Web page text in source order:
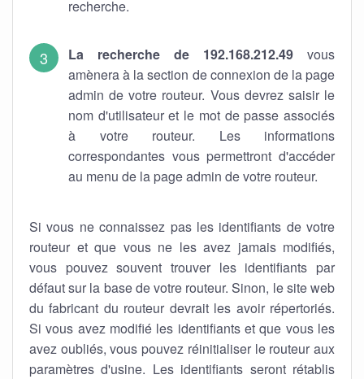
recherche.
La recherche de 192.168.212.49 vous
amènera à la section de connexion de la page
admin de votre routeur. Vous devrez saisir le
nom d'utilisateur et le mot de passe associés
à votre routeur. Les informations
correspondantes vous permettront d'accéder
au menu de la page admin de votre routeur.
Si vous ne connaissez pas les identifiants de votre
routeur et que vous ne les avez jamais modifiés,
vous pouvez souvent trouver les identifiants par
défaut sur la base de votre routeur. Sinon, le site web
du fabricant du routeur devrait les avoir répertoriés.
Si vous avez modifié les identifiants et que vous les
avez oubliés, vous pouvez réinitialiser le routeur aux
paramètres d'usine. Les identifiants seront rétablis